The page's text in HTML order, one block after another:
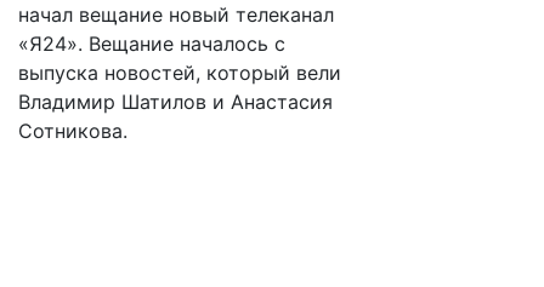
начал вещание новый телеканал
«Я24». Вещание началось с
выпуска новостей, который вели
Владимир Шатилов и Анастасия
Сотникова.